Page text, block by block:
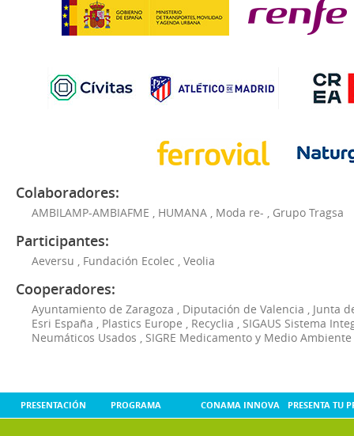
Colaboradores:
AMBILAMP-AMBIAFME , HUMANA , Moda re- , Grupo Tragsa
Participantes:
Aeversu , Fundación Ecolec , Veolia
Cooperadores:
Ayuntamiento de Zaragoza , Diputación de Valencia , Junta
Esri España , Plastics Europe , Recyclia , SIGAUS Sistema
Neumáticos Usados , SIGRE Medicamento y Medio Ambiente
PRESENTACIÓN PROGRAMA CONAMA INNOVA PRESENTA TU